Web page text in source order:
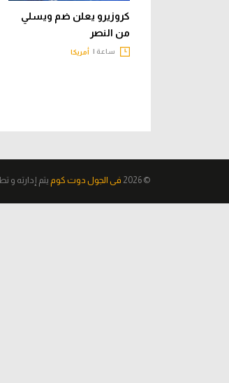
كروزيرو يعلن ضم ويسلي
من النصر
ساعة | أمريكا
© 2026 فى الجول دوت كوم يتم إدارته و